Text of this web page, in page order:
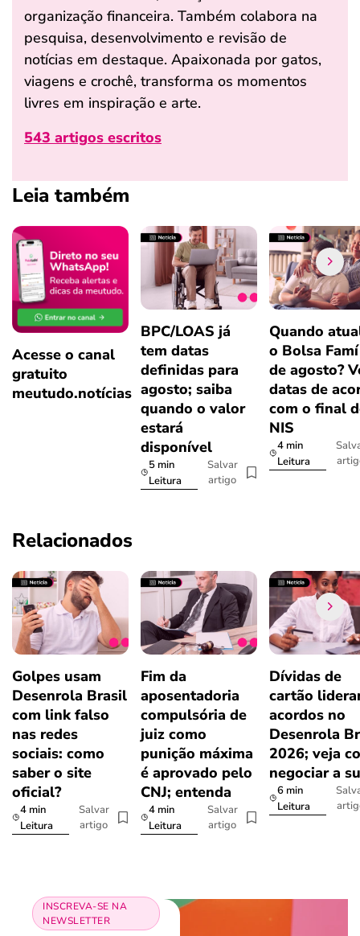
organização financeira. Também colabora na
pesquisa, desenvolvimento e revisão de
notícias em destaque. Apaixonada por gatos,
viagens e crochê, transforma os momentos
livres em inspiração e arte.
543 artigos escritos
Leia também
Acesse o canal
gratuito
meutudo.notícias
BPC/LOAS já
tem datas
definidas para
agosto; saiba
quando o valor
estará
disponível
5 min
Leitura
Salvar
artigo
Quando
o Bolsa
de agosto?
datas de
com o final
NIS
4 min
Leitura
Relacionados
Golpes usam
Desenrola Brasil
com link falso
nas redes
sociais: como
saber o site
oficial?
4 min
Leitura
Salvar
artigo
Fim da
aposentadoria
compulsória de
juiz como
punição máxima
é aprovado pelo
CNJ; entenda
4 min
Leitura
Salvar
artigo
Dívidas de
cartão
acordos no
Desenrola
2026; veja
negociar a
6 min
Leitura
INSCREVA-SE NA
NEWSLETTER